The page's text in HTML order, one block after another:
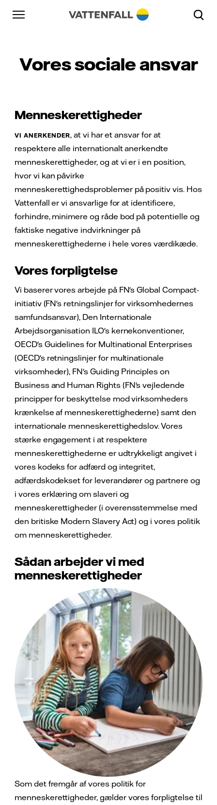
Skift til indhold
Gå til hovednavigation
Gå til sidefod
Vores sociale ansvar
Menneskerettigheder
VI ANERKENDER, at vi har et ansvar for at
respektere alle internationalt anerkendte
menneskerettigheder, og at vi er i en position,
hvor vi kan påvirke
menneskerettighedsproblemer på positiv vis. Hos
Vattenfall er vi ansvarlige for at identificere,
forhindre, minimere og råde bod på potentielle og
faktiske negative indvirkninger på
menneskerettighederne i hele vores værdikæde.
Vores forpligtelse
Vi baserer vores arbejde på FN's Global Compact-
initiativ (FN's retningslinjer for virksomhedernes
samfundsansvar), Den Internationale
Arbejdsorganisation ILO's kernekonventioner,
OECD's Guidelines for Multinational Enterprises
(OECD's retningslinjer for multinationale
virksomheder), FN's Guiding Principles on
Business and Human Rights (FN's vejledende
principper for beskyttelse mod virksomheders
krænkelse af menneskerettighederne) samt den
internationale menneskerettighedslov. Vores
stærke engagement i at respektere
menneskerettighederne er udtrykkeligt angivet i
vores kodeks for adfærd og integritet,
adfærdskodekset for leverandører og partnere og
i vores erklæring om slaveri og
menneskerettigheder (i overensstemmelse med
den britiske Modern Slavery Act) og i vores politik
om menneskerettigheder.
Sådan arbejder vi med
menneskerettigheder
Som det fremgår af vores politik for
menneskerettigheder, gælder vores forpligtelse til
Gå til hovednavigation